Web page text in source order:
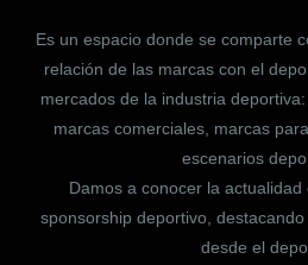
Es un espacio donde se comparte
relación de las marcas con el
mercados de la industria
marcas comerciales, marcas
escenarios
Damos a conocer la
sponsorship deportivo,
desde el